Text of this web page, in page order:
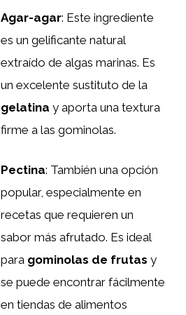
Agar-agar: Este ingrediente
es un gelificante natural
extraído de algas marinas. Es
un excelente sustituto de la
gelatina y aporta una textura
firme a las gominolas.
Pectina: También una opción
popular, especialmente en
recetas que requieren un
sabor más afrutado. Es ideal
para gominolas de frutas y
se puede encontrar fácilmente
en tiendas de alimentos